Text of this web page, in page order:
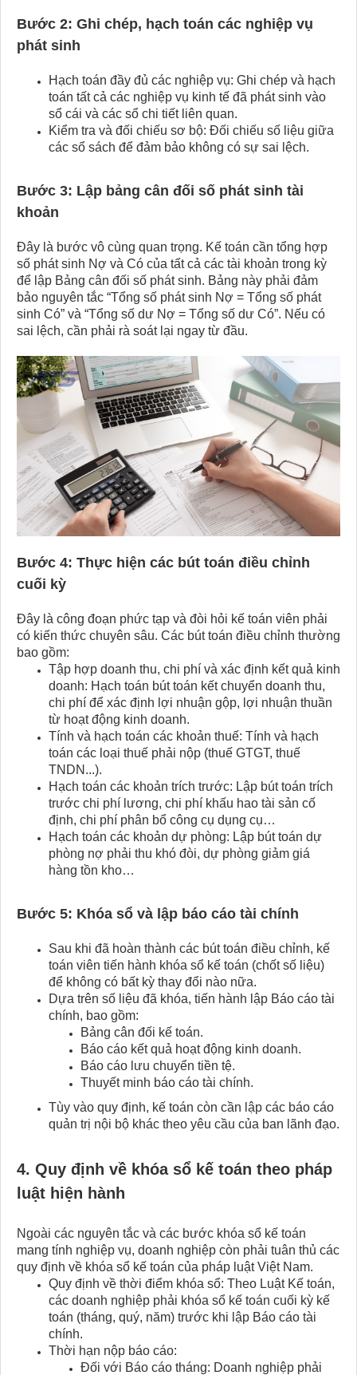
Bước 2: Ghi chép, hạch toán các nghiệp vụ
phát sinh
Hạch toán đầy đủ các nghiệp vụ: Ghi chép và hạch
toán tất cả các nghiệp vụ kinh tế đã phát sinh vào
sổ cái và các sổ chi tiết liên quan.
Kiểm tra và đối chiếu sơ bộ: Đối chiếu số liệu giữa
các sổ sách để đảm bảo không có sự sai lệch.
Bước 3: Lập bảng cân đối số phát sinh tài
khoản
Đây là bước vô cùng quan trọng. Kế toán cần tổng hợp
số phát sinh Nợ và Có của tất cả các tài khoản trong kỳ
để lập Bảng cân đối số phát sinh. Bảng này phải đảm
bảo nguyên tắc “Tổng số phát sinh Nợ = Tổng số phát
sinh Có” và “Tổng số dư Nợ = Tổng số dư Có”. Nếu có
sai lệch, cần phải rà soát lại ngay từ đầu.
Bước 4: Thực hiện các bút toán điều chỉnh
cuối kỳ
Đây là công đoạn phức tạp và đòi hỏi kế toán viên phải
có kiến thức chuyên sâu. Các bút toán điều chỉnh thường
bao gồm:
Tập hợp doanh thu, chi phí và xác định kết quả kinh
doanh: Hạch toán bút toán kết chuyển doanh thu,
chi phí để xác định lợi nhuận gộp, lợi nhuận thuần
từ hoạt động kinh doanh.
Tính và hạch toán các khoản thuế: Tính và hạch
toán các loại thuế phải nộp (thuế GTGT, thuế
TNDN...).
Hạch toán các khoản trích trước: Lập bút toán trích
trước chi phí lương, chi phí khấu hao tài sản cố
định, chi phí phân bổ công cụ dụng cụ…
Hạch toán các khoản dự phòng: Lập bút toán dự
phòng nợ phải thu khó đòi, dự phòng giảm giá
hàng tồn kho…
Bước 5: Khóa sổ và lập báo cáo tài chính
Sau khi đã hoàn thành các bút toán điều chỉnh, kế
toán viên tiến hành khóa sổ kế toán (chốt số liệu)
để không có bất kỳ thay đổi nào nữa.
Dựa trên số liệu đã khóa, tiến hành lập Báo cáo tài
chính, bao gồm:
Bảng cân đối kế toán.
Báo cáo kết quả hoạt động kinh doanh.
Báo cáo lưu chuyển tiền tệ.
Thuyết minh báo cáo tài chính.
Tùy vào quy định, kế toán còn cần lập các báo cáo
quản trị nội bộ khác theo yêu cầu của ban lãnh đạo.
4. Quy định về khóa sổ kế toán​ theo pháp
luật hiện hành
Ngoài các nguyên tắc và các bước khóa sổ kế toán
mang tính nghiệp vụ, doanh nghiệp còn phải tuân thủ các
quy định về khóa sổ kế toán của pháp luật Việt Nam.
Quy định về thời điểm khóa sổ: Theo Luật Kế toán,
các doanh nghiệp phải khóa sổ kế toán cuối kỳ kế
toán (tháng, quý, năm) trước khi lập Báo cáo tài
chính.
Thời hạn nộp báo cáo:
Đối với Báo cáo tháng: Doanh nghiệp phải